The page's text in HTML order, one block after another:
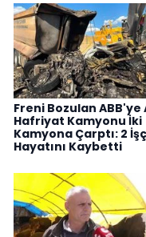
Freni Bozulan ABB'ye
Hafriyat Kamyonu İki
Kamyona Çarptı: 2
Hayatını Kaybetti